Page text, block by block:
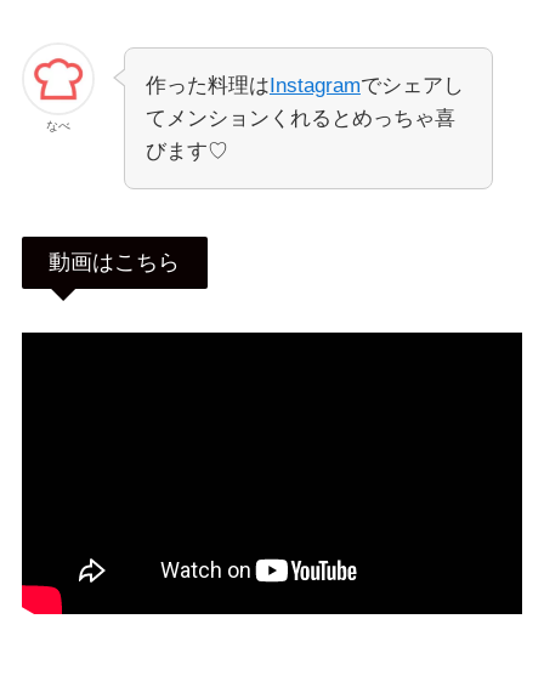
なべ
作った料理はInstagramでシェアし
てメンションくれるとめっちゃ喜
びます♡
動画はこちら